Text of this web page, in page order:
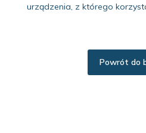
urządzenia, z którego
Powrót do